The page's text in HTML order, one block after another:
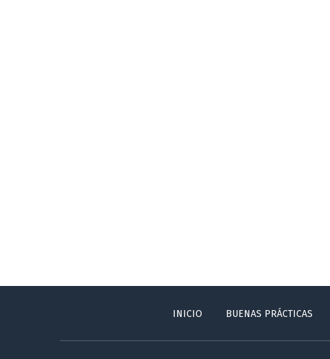
INICIO BUENAS PRÁCTICAS